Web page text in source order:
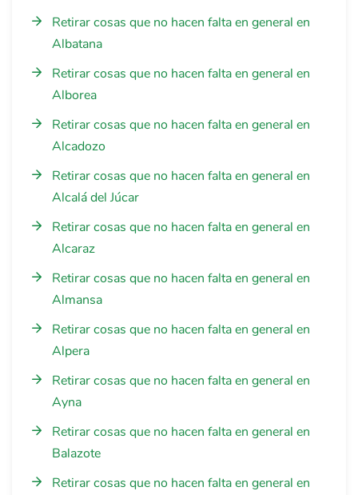
Retirar cosas que no hacen falta en general en
Albatana
Retirar cosas que no hacen falta en general en
Alborea
Retirar cosas que no hacen falta en general en
Alcadozo
Retirar cosas que no hacen falta en general en
Alcalá del Júcar
Retirar cosas que no hacen falta en general en
Alcaraz
Retirar cosas que no hacen falta en general en
Almansa
Retirar cosas que no hacen falta en general en
Alpera
Retirar cosas que no hacen falta en general en
Ayna
Retirar cosas que no hacen falta en general en
Balazote
Retirar cosas que no hacen falta en general en